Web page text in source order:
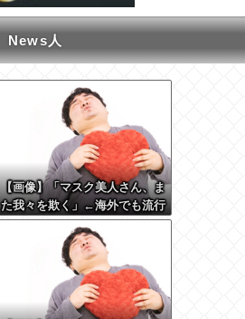
News人
【画像】「マスク美人さん、ま
た我々を欺く」←海外でも流行
りだした結果がこちらw w w w